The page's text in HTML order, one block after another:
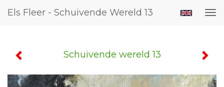
Els Fleer - Schuivende Wereld 13
Schuivende wereld 13